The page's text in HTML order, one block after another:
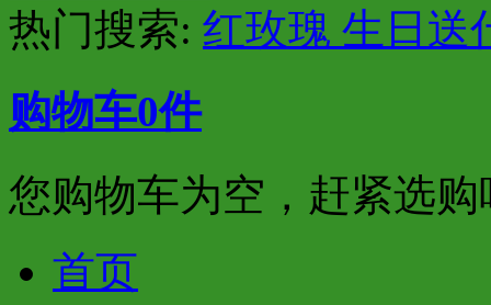
热门搜索: 红玫瑰 生日送
购物车0件
您购物车为空，赶紧选购
首页